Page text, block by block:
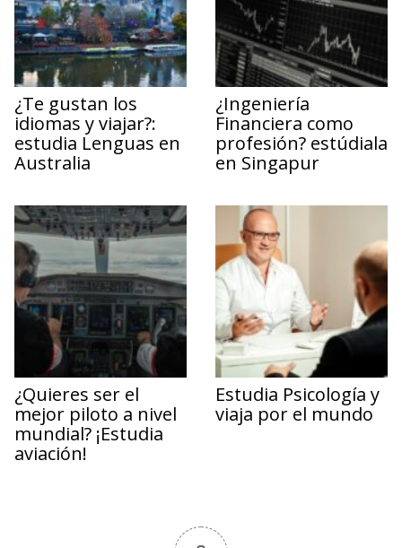
¿Te gustan los
idiomas y viajar?:
estudia Lenguas en
Australia
¿Ingeniería
Financiera como
profesión? estúdiala
en Singapur
¿Quieres ser el
mejor piloto a nivel
mundial? ¡Estudia
aviación!
Estudia Psicología y
viaja por el mundo